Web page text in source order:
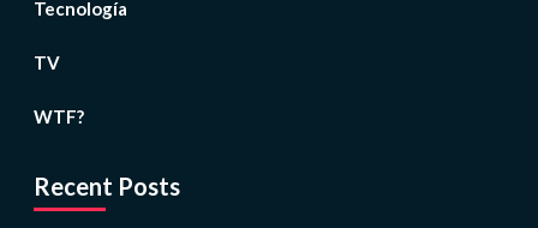
Tecnología
TV
WTF?
Recent Posts